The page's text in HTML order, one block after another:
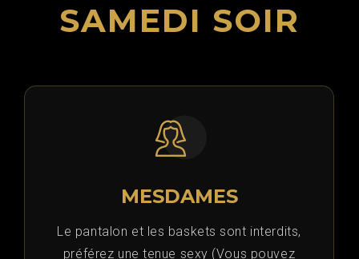
SAMEDI SOIR
MESDAMES
Le pantalon et les baskets sont interdits,
préférez une tenue sexy (Vous pouvez